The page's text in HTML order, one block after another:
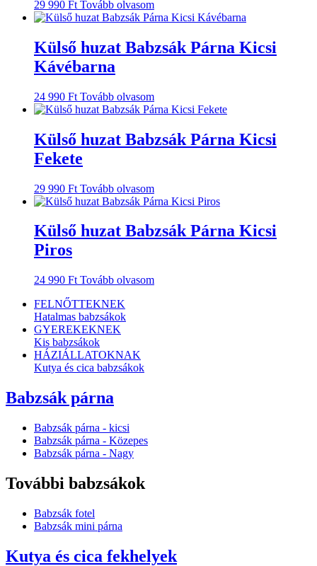
29 990 Ft Tovább olvasom
Külső huzat Babzsák Párna Kicsi
Kávébarna
24 990 Ft Tovább olvasom
Külső huzat Babzsák Párna Kicsi
Fekete
29 990 Ft Tovább olvasom
Külső huzat Babzsák Párna Kicsi
Piros
24 990 Ft Tovább olvasom
FELNŐTTEKNEK
Hatalmas babzsákok
GYEREKEKNEK
Kis babzsákok
HÁZIÁLLATOKNAK
Kutya és cica babzsákok
Babzsák párna
Babzsák párna - kicsi
Babzsák párna - Közepes
Babzsák párna - Nagy
További babzsákok
Babzsák fotel
Babzsák mini párna
Kutya és cica fekhelyek